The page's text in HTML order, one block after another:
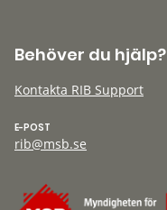
Behöver du hjälp?
Kontakta RIB Support
E-POST
rib@msb.se